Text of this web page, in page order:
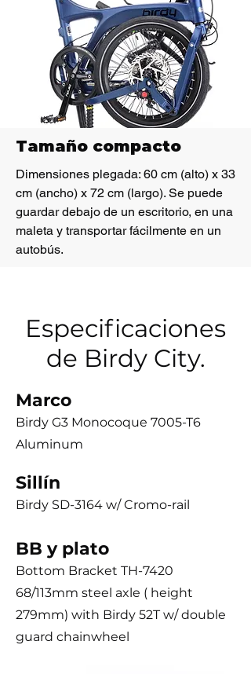
Tamaño compacto
Dimensiones plegada: 60 cm (alto) x 33
cm (ancho) x 72 cm (largo). Se puede
guardar debajo de un escritorio, en una
maleta y transportar fácilmente en un
autobús.
Especificaciones
de Birdy City.
Marco
Birdy G3 Monocoque 7005-T6
Aluminum
Sillín
Birdy SD-3164 w/ Cromo-rail
BB y plato
Bottom Bracket TH-7420
68/113mm steel axle ( height
279mm) with Birdy 52T w/ double
guard chainwheel